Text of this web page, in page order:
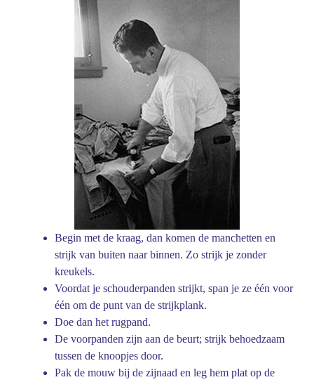
Begin met de kraag, dan komen de manchetten en
strijk van buiten naar binnen. Zo strijk je zonder
kreukels.
Voordat je schouderpanden strijkt, span je ze één voor
één om de punt van de strijkplank.
Doe dan het rugpand.
De voorpanden zijn aan de beurt; strijk behoedzaam
tussen de knoopjes door.
Pak de mouw bij de zijnaad en leg hem plat op de